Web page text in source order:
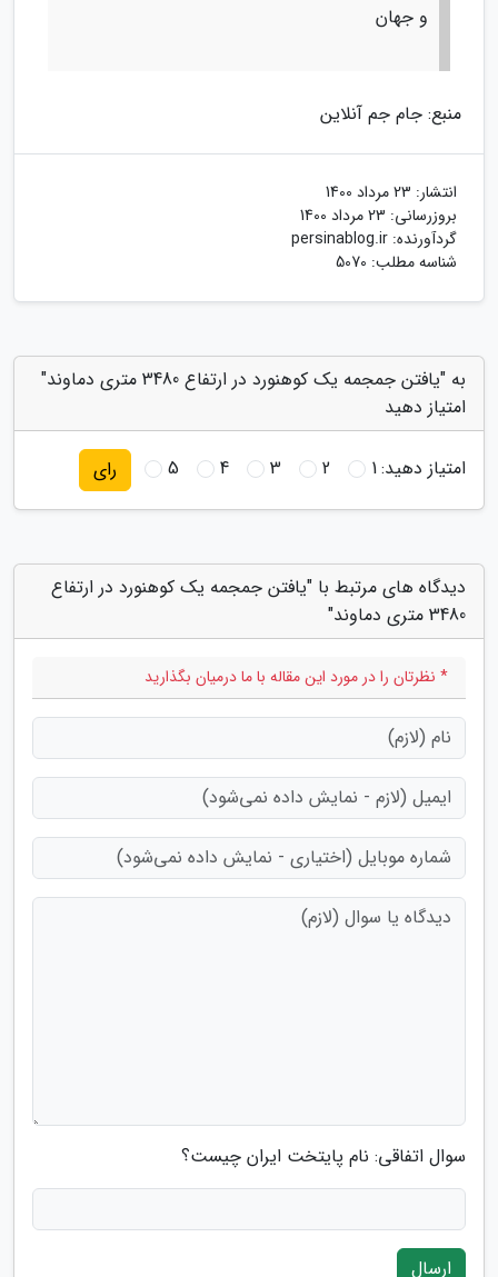
و جهان
منبع: جام جم آنلاین
انتشار: 23 مرداد 1400
بروزرسانی: 23 مرداد 1400
گردآورنده: persinablog.ir
شناسه مطلب: 5070
به "یافتن جمجمه یک کوهنورد در ارتفاع 3480 متری دماوند"
امتیاز دهید
امتیاز دهید:1
2
3
4
5 رای
دیدگاه های مرتبط با "یافتن جمجمه یک کوهنورد در ارتفاع
3480 متری دماوند"
* نظرتان را در مورد این مقاله با ما درمیان بگذارید
سوال اتفاقی: نام پایتخت ایران چیست؟
ارسال